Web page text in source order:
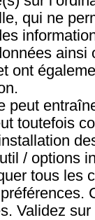
qui ne
ont
peut
toutefois
/ options
tous les
Validez sur